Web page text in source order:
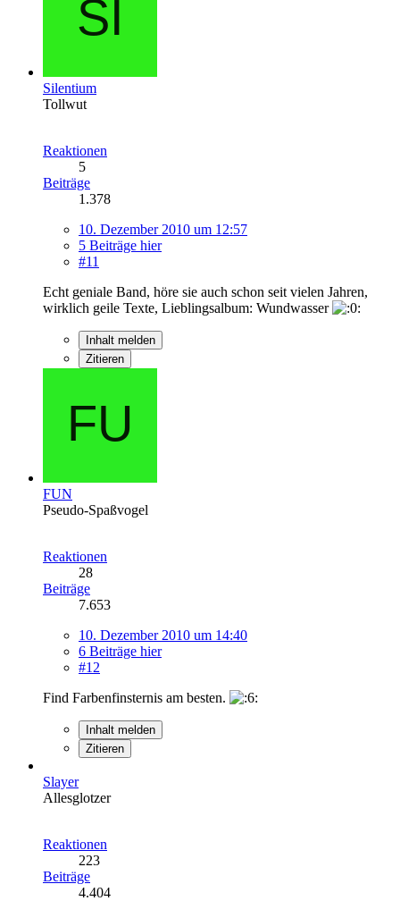
Silentium
Tollwut
Reaktionen
5
Beiträge
1.378
10. Dezember 2010 um 12:57
5 Beiträge hier
#11
Echt geniale Band, höre sie auch schon seit vielen Jahren,
wirklich geile Texte, Lieblingsalbum: Wundwasser
Inhalt melden
Zitieren
FUN
Pseudo-Spaßvogel
Reaktionen
28
Beiträge
7.653
10. Dezember 2010 um 14:40
6 Beiträge hier
#12
Find Farbenfinsternis am besten.
Inhalt melden
Zitieren
Slayer
Allesglotzer
Reaktionen
223
Beiträge
4.404